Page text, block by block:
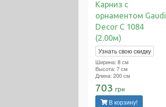
Карниз с
орнаментом Gaudi
Decor C 1084
(2.00м)
Узнать свою скидку
Ширина: 8 см
Высота: 7 см
Длина: 200 см
703 грн
В корзину!